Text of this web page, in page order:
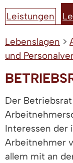
Leistungen
Lebenslagen >
und
Der
Interessen der
Arbeitnehmer
allem mit an